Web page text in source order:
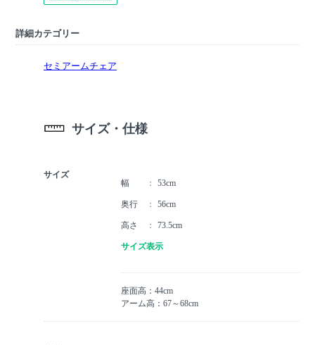
詳細カテゴリー
セミアームチェア
サイズ・仕様
サイズ
幅
53cm
奥行 56cm
高さ 73.5cm
サイズ表示
座面高：44cm
アーム高：67～68cm